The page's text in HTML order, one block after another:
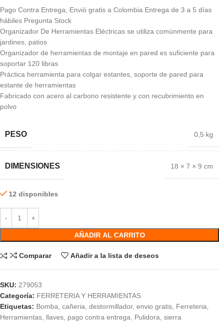
Pago Contra Entrega, Envió gratis a Colombia Entrega de 3 a 5 días
hábiles Pregunta Stock
Organizador De Herramientas Eléctricas se utiliza comúnmente para
jardines, patios
Organizador de herramientas de montaje en pared es suficiente para
soportar 120 libras
Práctica herramienta para colgar estantes, soporte de pared para
estante de herramientas
Fabricado con acero al carbono resistente y con recubrimiento en
polvo
PESO 0,5 kg
DIMENSIONES 18 × 7 × 9 cm
12 disponibles
AÑADIR AL CARRITO
Comparar Añadir a la lista de deseos
SKU: 279053
Categoría: FERRETERIA Y HERRAMIENTAS
Etiquetas: Bomba cañeria destormillador, envio gratis Ferreteria
Herramientas llaves pago contra entrega Pulidora sierra